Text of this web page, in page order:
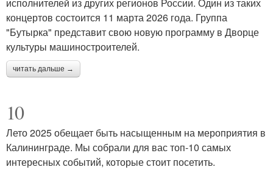
концертов состоится 11 марта 2026 года. Группа
"Бутырка" представит свою новую программу в Дворце
культуры машиностроителей.
читать дальше →
10
Лето 2025 обещает быть насыщенным на мероприятия в
Калининграде. Мы собрали для вас топ-10 самых
интересных событий, которые стоит посетить.